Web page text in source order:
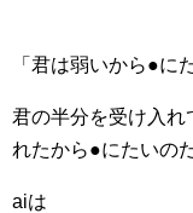
「君は弱いから●に
君の半分を受け入れ
れたから●にたいのだ
aiは